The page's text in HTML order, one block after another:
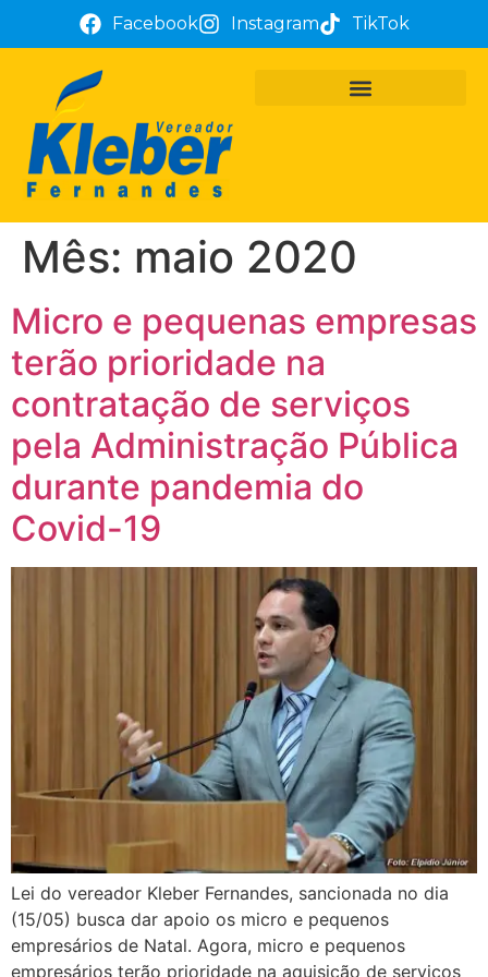
Facebook Instagram TikTok
Mês: maio 2020
Micro e pequenas empresas
terão prioridade na
contratação de serviços
pela Administração Pública
durante pandemia do
Covid-19
Lei do vereador Kleber Fernandes, sancionada no dia
(15/05) busca dar apoio os micro e pequenos
empresários de Natal. Agora, micro e pequenos
empresários terão prioridade na aquisição de serviços